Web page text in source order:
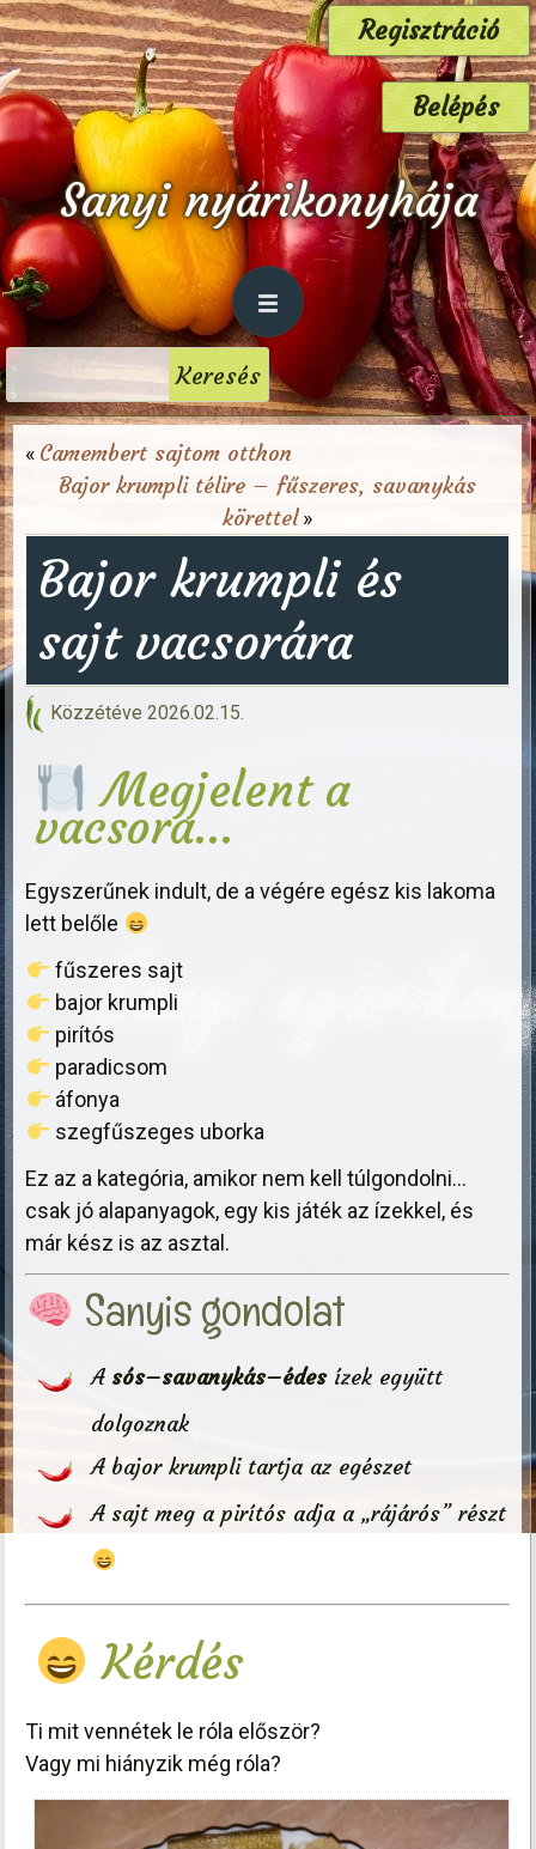
Regisztráció
Belépés
Sanyi nyárikonyhája
« Camembert sajtom otthon
Bajor krumpli télire – fűszeres, savanykás
körettel»
Bajor krumpli és
sajt vacsorára
Közzétéve 2026.02.15.
Megjelent a
vacsora…
Egyszerűnek indult, de a végére egész kis lakoma
lett belőle
fűszeres sajt
bajor krumpli
pirítós
paradicsom
áfonya
szegfűszeges uborka
Ez az a kategória, amikor nem kell túlgondolni…
csak jó alapanyagok, egy kis játék az ízekkel, és
már kész is az asztal.
Sanyis gondolat
A sós–savanykás–édesízek együtt
dolgoznak
A bajor krumpli tartja az egészet
A sajt meg a pirítós adja a „rájárós” részt
Kérdés
Ti mit vennétek le róla először?
Vagy mi hiányzik még róla?